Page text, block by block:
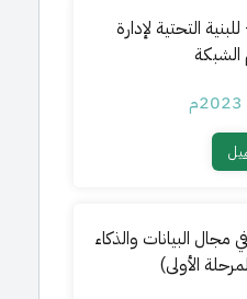
التحتية لإدارة
مجال البيانات والذكاء
الأولى)